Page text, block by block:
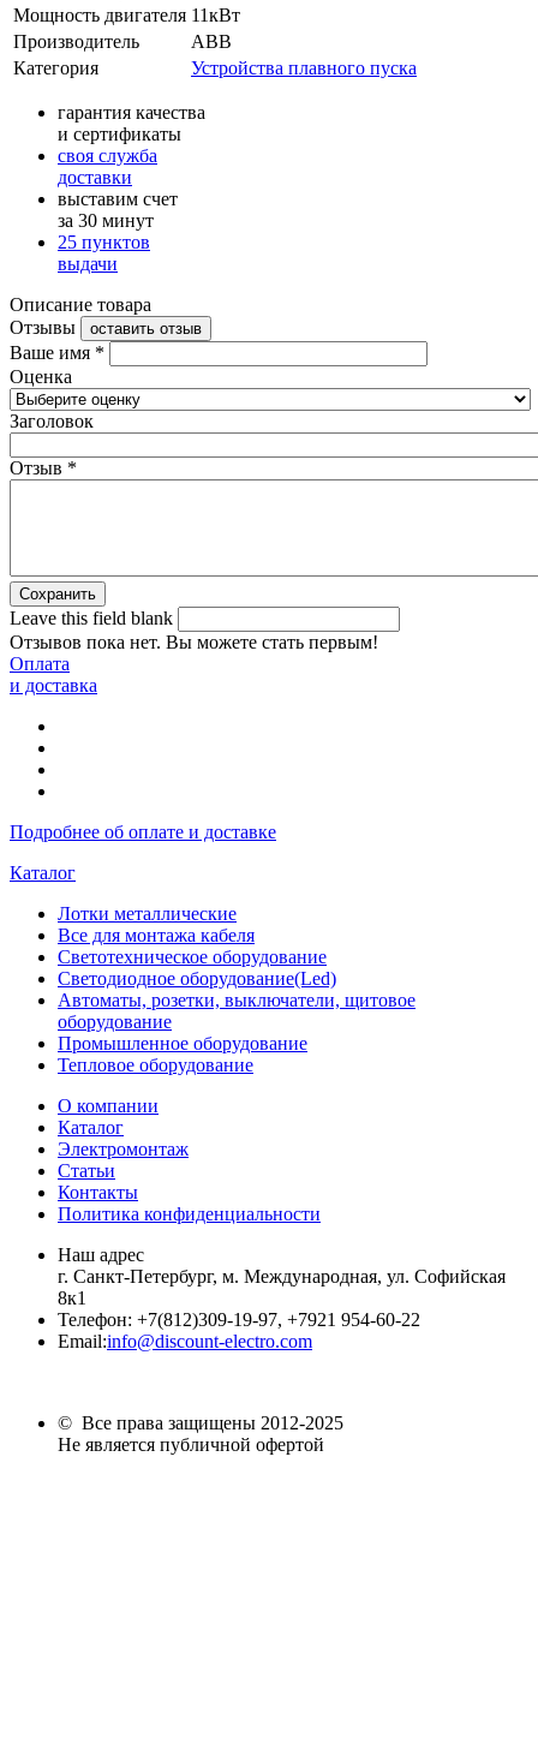
Мощность двигателя 11кВт
Производитель
ABB
Категория
Устройства плавного пуска
гарантия качества
и сертификаты
своя служба
доставки
выставим счет
за 30 минут
25 пунктов
выдачи
Описание товара
Отзывы
оставить отзыв
Ваше имя *
Оценка
Заголовок
Отзыв *
Leave this field blank
Отзывов пока нет. Вы можете стать первым!
Оплата
и доставка
Подробнее об оплате и доставке
Каталог
Лотки металлические
Все для монтажа кабеля
Светотехническое оборудование
Светодиодное оборудование(Led)
Автоматы, розетки, выключатели, щитовое
оборудование
Промышленное оборудование
Тепловое оборудование
О компании
Каталог
Электромонтаж
Статьи
Контакты
Политика конфиденциальности
Наш адрес
г. Санкт-Петербург, м. Международная, ул. Софийская
8к1
Телефон: +7(812)309-19-97, +7921 954-60-22
Email:info@discount-electro.com
© Все права защищены 2012-2025
Не является публичной офертой